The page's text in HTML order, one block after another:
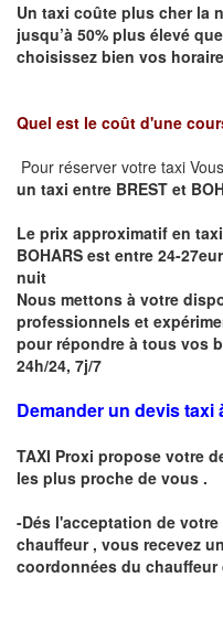
Un taxi coûte plus cher la
jusqu’à 50% plus élevé
choisissez bien vos
Quel est le coût d'une
Pour réserver votre taxi
un taxi entre BREST et
Le prix approximatif en
BOHARS est entre 24-
nuit
Nous mettons à votre
professionnels et
pour répondre à tous vos
24h/24, 7j/7
Demander un devis taxi
TAXI Proxi propose votre
les plus proche de vous .
-Dés l'acceptation de votre
chauffeur , vous recevez un
coordonnées du